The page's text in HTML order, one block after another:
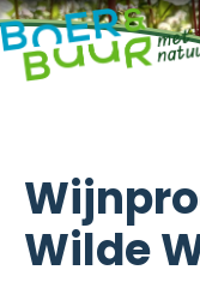
Wilde